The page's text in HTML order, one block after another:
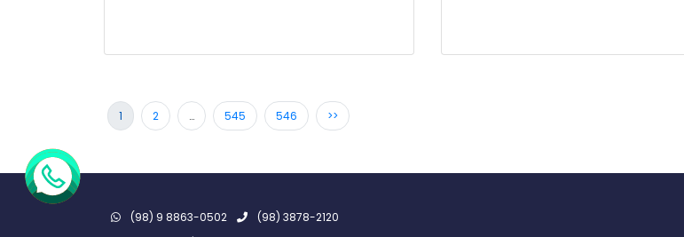
1 2 … 545 546 >>
(98) 9 8863-0502
(98) 3878-2120